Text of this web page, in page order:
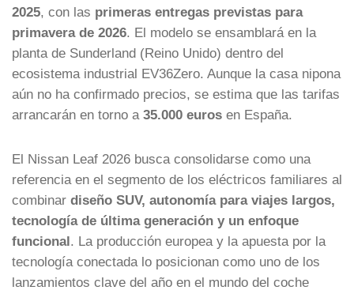
2025, con las primeras entregas previstas para
primavera de 2026. El modelo se ensamblará en la
planta de Sunderland (Reino Unido) dentro del
ecosistema industrial EV36Zero. Aunque la casa nipona
aún no ha confirmado precios, se estima que las tarifas
arrancarán en torno a 35.000 euros en España.
El Nissan Leaf 2026 busca consolidarse como una
referencia en el segmento de los eléctricos familiares al
combinar diseño SUV, autonomía para viajes largos,
tecnología de última generación y un enfoque
funcional. La producción europea y la apuesta por la
tecnología conectada lo posicionan como uno de los
lanzamientos clave del año en el mundo del coche